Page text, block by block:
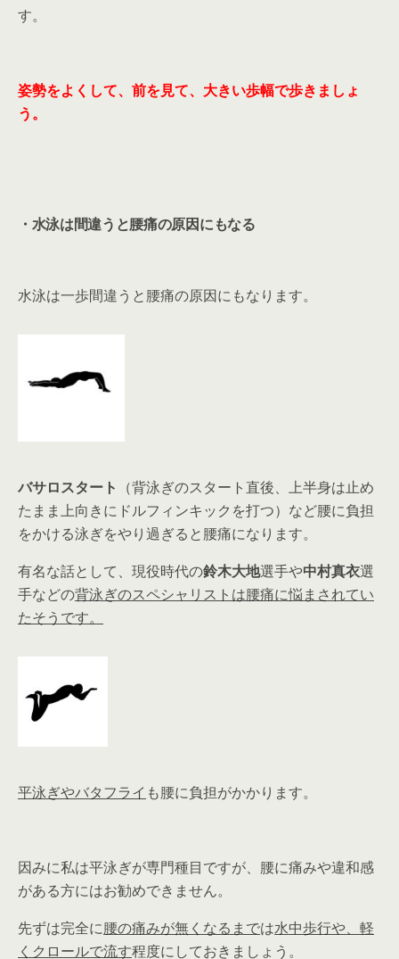
す。
姿勢をよくして、前を見て、大きい歩幅で歩きましょ
う。
・水泳は間違うと腰痛の原因にもなる
水泳は一歩間違うと腰痛の原因にもなります。
バサロスタート （背泳ぎのスタート直後、上半身は止め
たまま上向きにドルフィンキックを打つ）など腰に負担
をかける泳ぎをやり過ぎると腰痛になります。
有名な話として、現役時代の鈴木大地選手や中村真衣選
手などの背泳ぎのスペシャリストは腰痛に悩まされてい
たそうです。
平泳ぎやバタフライ も腰に負担がかかります。
因みに私は平泳ぎが専門種目ですが、腰に痛みや違和感
がある方にはお勧めできません。
先ずは完全に腰の痛みが無くなるまでは水中歩行や、軽
くクロールで流す程度にしておきましょう。